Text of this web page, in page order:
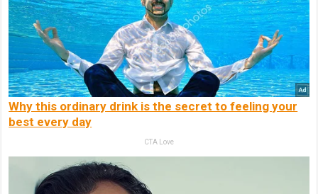
Why this ordinary drink is the secret to feeling your
best every day
CTA Love